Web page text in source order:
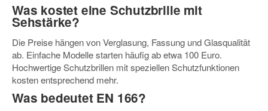
Was kostet eine Schutzbrille mit
Sehstärke?
Die Preise hängen von Verglasung, Fassung und Glasqualität
ab. Einfache Modelle starten häufig ab etwa 100 Euro.
Hochwertige Schutzbrillen mit speziellen Schutzfunktionen
kosten entsprechend mehr.
Was bedeutet EN 166?